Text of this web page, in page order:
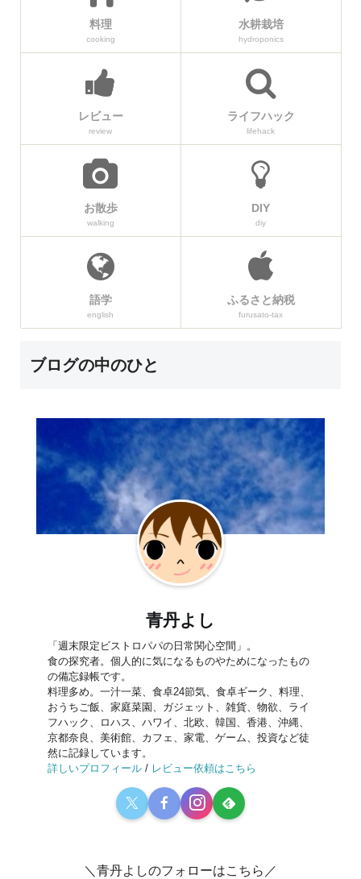
料理
cooking
水耕栽培
hydroponics
レビュー
review
ライフハック
lifehack
お散歩
walking
DIY
diy
語学
english
ふるさと納税
furusato-tax
ブログの中のひと
青丹よし
「週末限定ビストロパパの日常関心空間」。
食の探究者。個人的に気になるものやためになったもの
の備忘録帳です。
料理多め。一汁一菜、食卓24節気、食卓ギーク、料理、
おうちご飯、家庭菜園、ガジェット、雑貨、物欲、ライ
フハック、ロハス、ハワイ、北欧、韓国、香港、沖縄、
京都奈良、美術館、カフェ、家電、ゲーム、投資など徒
然に記録しています。
詳しいプロフィール / レビュー依頼はこちら
＼青丹よしのフォローはこちら／